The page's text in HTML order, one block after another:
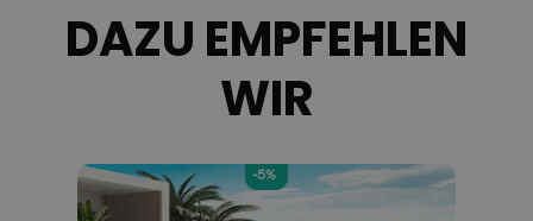
DAZU EMPFEHLEN
WIR
-5%